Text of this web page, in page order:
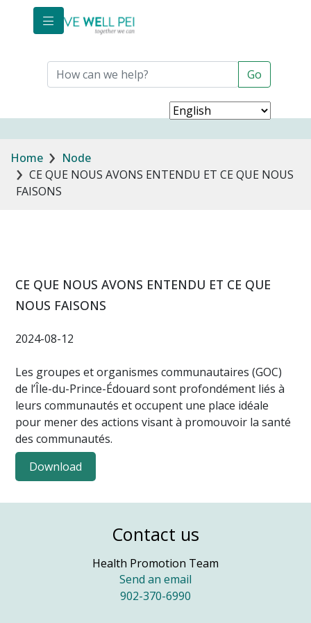
Skip to main content
Breadcrumb
Home
Node
CE QUE NOUS AVONS ENTENDU ET CE QUE NOUS
FAISONS
CE QUE NOUS AVONS ENTENDU ET CE QUE
NOUS FAISONS
2024-08-12
Les groupes et organismes communautaires (GOC)
de l’Île-du-Prince-Édouard sont profondément liés à
leurs communautés et occupent une place idéale
pour mener des actions visant à promouvoir la santé
des communautés.
Download
Contact us
Health Promotion Team
Send an email
902-370-6990